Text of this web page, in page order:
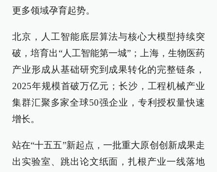
更多领域孕育起势。
北京，人工智能底层算法与核心大模型持续突
破，培育出“人工智能第一城”；上海，生物医药
产业形成从基础研究到成果转化的完整链条，
2025年规模首破万亿元；长沙，工程机械产业
集群汇聚多家全球50强企业，专利授权量快速
增长。
站在“十五五”新起点，一批重大原创创新成果走
出实验室、跳出论文纸面，扎根产业一线落地